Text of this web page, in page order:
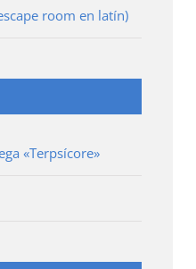
room en latín)
«Terpsícore»